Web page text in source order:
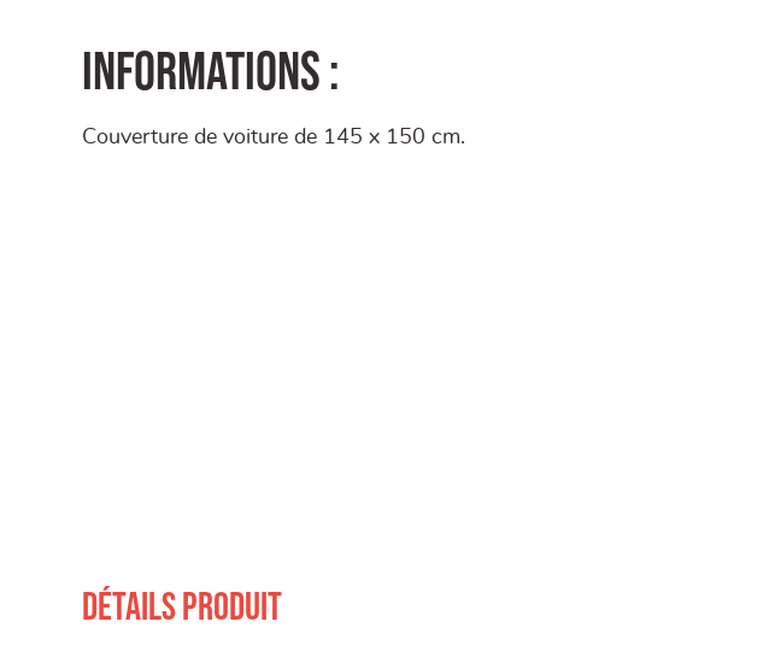
Informations :
Couverture de voiture de 145 x 150 cm.
Détails produit